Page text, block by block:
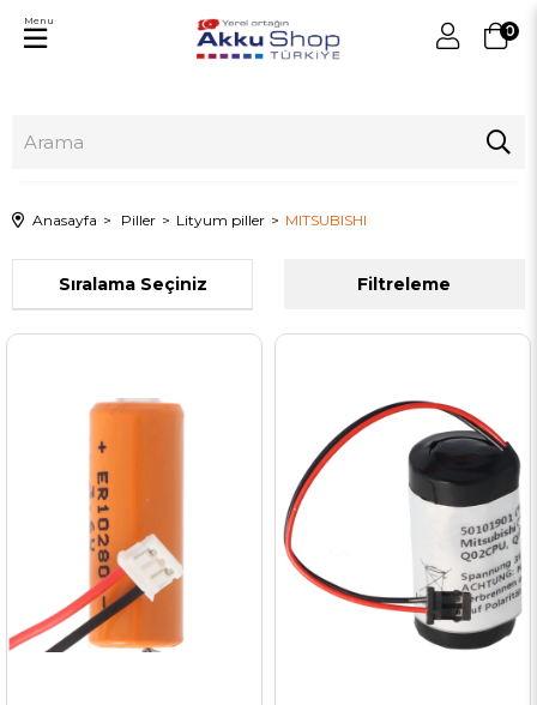
0
Menu
Anasayfa Piller Lityum piller MITSUBISHI
Filtreleme
Sıralama